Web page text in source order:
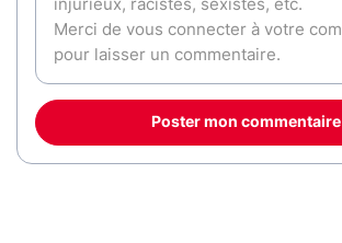
Poster mon commentaire